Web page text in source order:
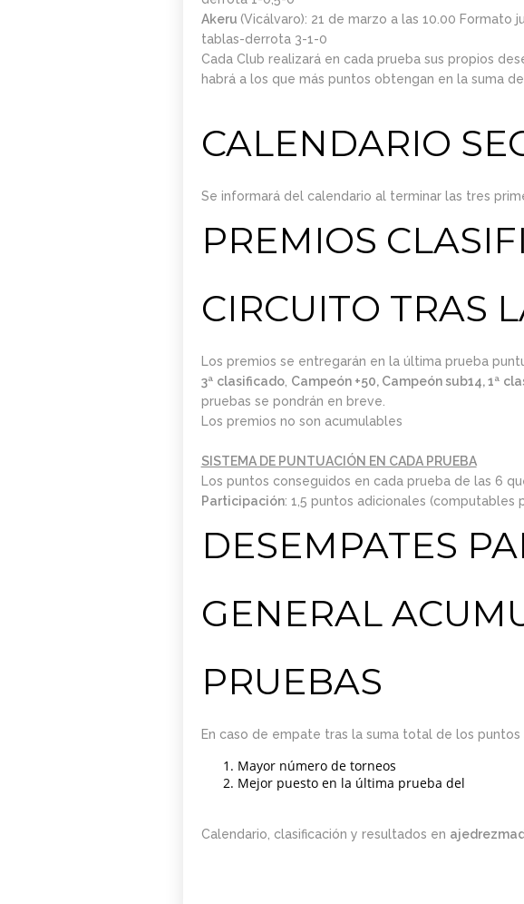
0. INICIO LA
SEMANA DEL 11 DE
MAYO
Akeru (Vicálvaro): 21 de marzo a las 10.00 Formato
tablas-derrota 3-1-0
Cada Club realizará en cada prueba sus propios
habrá a los que más puntos obtengan en la suma
CALENDARIO
Se informará del calendario al terminar las tres
PREMIOS
CIRCUITO TRAS
Los premios se entregarán en la última prueba
3ª clasificado, Campeón +50, Campeón sub14, 1ª
pruebas se pondrán en breve.
Los premios no son acumulables
SISTEMA DE PUNTUACIÓN EN CADA PRUEBA
Los puntos conseguidos en cada prueba de las 6
Participación: 1,5 puntos adicionales (computables
DESEMPATES
GENERAL
PRUEBAS
En caso de empate tras la suma total de los
Mayor número de torneos
Mejor puesto en la última prueba del
Calendario, clasificación y resultados en